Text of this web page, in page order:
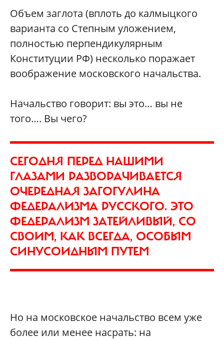
Объем заглота (вплоть до калмыцкого
варианта со Степным уложением,
полностью перпендикулярным
Конституции РФ) несколько поражает
воображение московского начальства.
Начальство говорит: вы это… вы не
того…. Вы чего?
СЕГОДНЯ ПЕРЕД НАШИМИ
ГЛАЗАМИ РАЗВОРАЧИВАЕТСЯ
ОЧЕРЕДНАЯ ЗАГОГУЛИНА
ФЕДЕРАЛИЗМА РУССКОГО. ЭТО
ФЕДЕРАЛИЗМ ЗАТЕЙЛИВЫЙ, СО
СВОИМ, КАК ВСЕГДА, ОСОБЫМ
СИНУСОИДНЫМ ПУТЕМ
Но на московское начальство всем уже
более или менее насрать: на